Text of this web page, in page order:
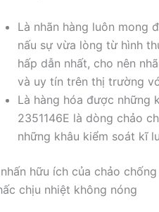
Là nhãn hàng luôn mong
nấu sự vừa lòng từ hình
hấp dẫn nhất, cho nên
và uy tín trên thị trường
Là hàng hóa được những
2351146E là dòng chảo
những khâu kiểm soát kĩ
hữu ích của chảo
chịu nhiệt không nóng